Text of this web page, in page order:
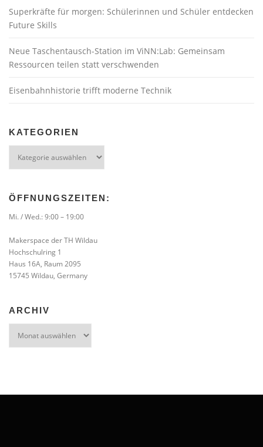
Superkräfte für morgen: Schülerinnen und Schüler entdecken
Future Skills
Neue Taschentausch-Station im ViNN:Lab: Gemeinsam
Ressourcen teilen statt verschwenden
Eisenbahnhistorie trifft moderne Technik
KATEGORIEN
ÖFFNUNGSZEITEN:
Mi. / Wed.: 9:00 – 19:00
Makerspace der TH Wildau
Hochschulring 1
Haus 16A, Raum 2095
15745 Wildau, Germany
ARCHIV